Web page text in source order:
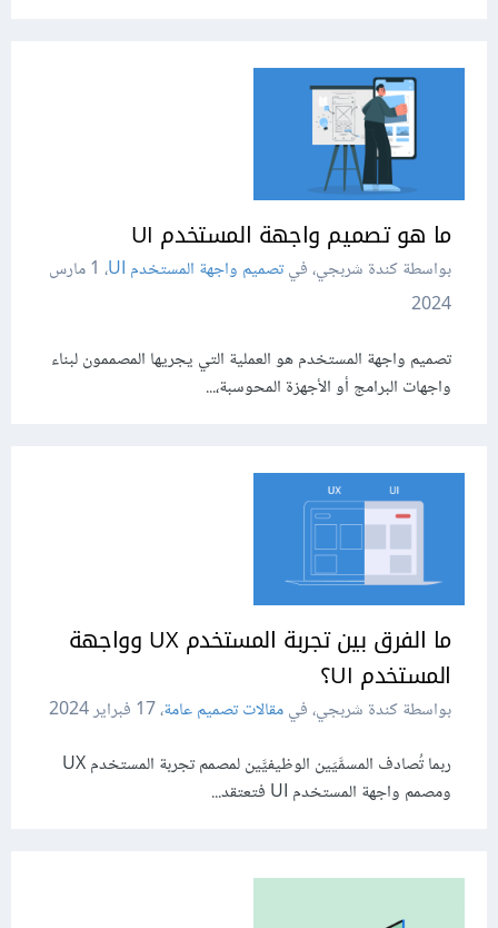
ما هو تصميم واجهة المستخدم UI
بواسطة كندة شربجي، فيتصميم واجهة المستخدم UI ،
1 مارس
2024
تصميم واجهة المستخدم هو العملية التي يجريها المصممون لبناء
واجهات البرامج أو الأجهزة المحوسبة،...
ما الفرق بين تجربة المستخدم UX وواجهة
المستخدم UI؟
بواسطة كندة شربجي، فيمقالات تصميم عامة،17 فبراير 2024
ربما تُصادف المسمَّيَين الوظيفيَّين لمصمم تجربة المستخدم UX
ومصمم واجهة المستخدم UI فتعتقد...